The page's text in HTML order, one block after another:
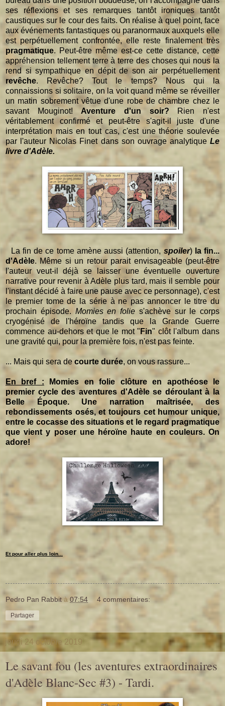
ses réflexions et ses remarques tantôt ironiques tantôt
caustiques sur le cour des faits. On réalise à quel point, face
aux événements fantastiques ou paranormaux auxquels elle
est perpétuellement confrontée, elle reste finalement très
pragmatique. Peut-être même est-ce cette distance, cette
appréhension tellement terre à terre des choses qui nous la
rend si sympathique en dépit de son air perpétuellement
revêche. Revêche? Tout le temps? Nous qui la
connaissions si solitaire, on la voit quand même se réveiller
un matin sobrement vêtue d'une robe de chambre chez le
savant Mouginot!Aventure d'un soir? Rien n'est
véritablement confirmé et peut-être s'agit-il juste d'une
interprétation mais en tout cas, c'est une théorie soulevée
par l'auteur Nicolas Finet dans son ouvrage analytique Le
livre d'Adèle.
La fin de ce tome amène aussi (attention, spoiler) la fin...
d'Adèle. Même si un retour parait envisageable (peut-être
l'auteur veut-il déjà se laisser une éventuelle ouverture
narrative pour revenir à Adèle plus tard, mais il semble pour
l'instant décidé à faire une pause avec ce personnage), c'est
le premier tome de la série à ne pas annoncer le titre du
prochain épisode. Momies en folie s'achève sur le corps
cryogénisé de l'héroïne tandis que la Grande Guerre
commence au-dehors et que le mot " Fin" clôt l'album dans
une gravité qui, pour la première fois, n'est pas feinte.
... Mais qui sera de courte durée, on vous rassure...
En bref : Momies en folie clôture en apothéose le
premier cycle des aventures d'Adèle se déroulant à la
Belle Époque. Une narration maîtrisée, des
rebondissements osés, et toujours cet humour unique,
entre le cocasse des situations et le regard pragmatique
que vient y poser une héroïne haute en couleurs. On
adore!
Et pour aller plus loin...
Pedro Pan Rabbit à 07:54 4 commentaires:
Partager
jeudi 24 octobre 2019
Le savant fou (les aventures extraordinaires
d'Adèle Blanc-Sec #3) - Tardi.